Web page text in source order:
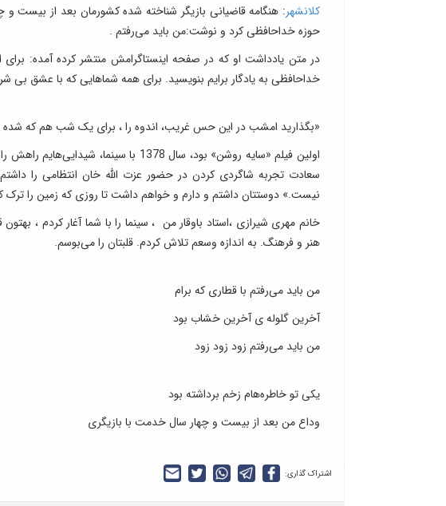
کلانشهر: هنگامه قاضیانی بازیگر شناخته شده کشورمان بعد از بیست
حوزه خداحافظی کرد و نوشت:من باید می‌رفتم .
در متن یادداشت او که در صفحه اینستاگرامش منتشر کرده آمده:
خداحافظی به یادگار برایم بنویسید. برای همه شماهایی که با عشق بی
«بگذارید امشب در این حس غریب، اندوه را ، برای یک شب هم که شده
اولین فیلم «سایه روشن» بود، سال 1378
سعادت تجربه شاگردی کردن در حضور عزت الله خان انتظامی را
نیست.» دوستتان داشتم و دارم و خواهم داشت تا روزی که زمین را ترک
خانم مهری شیرازی ،استاد باوقار من ، سینما را با شما آغار کردم ،
هنر و فرهنگ. به اندازه وسعم تلاش کردم. قلبتان را می‌بوسم.
من باید می‌رفتم با قطاری که برام
آخرین گلوله ی آخرین خشاب بود
من باید می‌رفتم زود زود زود
یکی تو خاطره‌هام زخم برداشته بود
وداع من بعد از بیست و چهار سال خدمت با بازیگری
اشتراک گذاری: